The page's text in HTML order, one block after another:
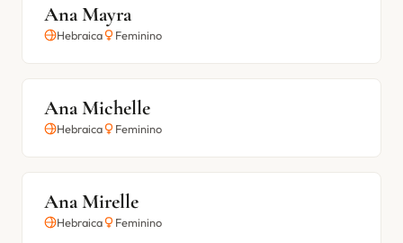
Ana Mayra
Hebraica Feminino
Ana Michelle
Hebraica Feminino
Ana Mirelle
Hebraica Feminino